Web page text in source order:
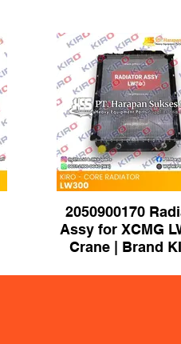
2050900170
Assy for XCMG
Crane | Brand